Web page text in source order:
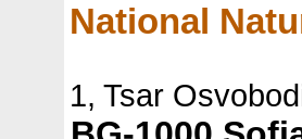
National
1, Tsar